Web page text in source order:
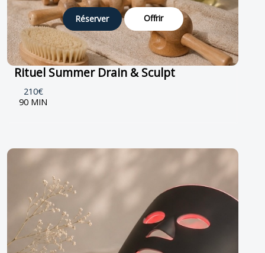
Réserver Offrir
Rituel Summer Drain & Sculpt
210€
90 MIN